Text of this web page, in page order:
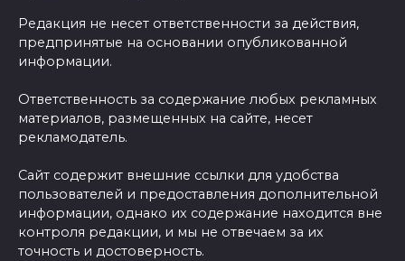
Редакция не несет ответственности за действия,
предпринятые на основании опубликованной
информации.
Ответственность за содержание любых рекламных
материалов, размещенных на сайте, несет
рекламодатель.
Сайт содержит внешние ссылки для удобства
пользователей и предоставления дополнительной
информации, однако их содержание находится вне
контроля редакции, и мы не отвечаем за их
точность и достоверность.